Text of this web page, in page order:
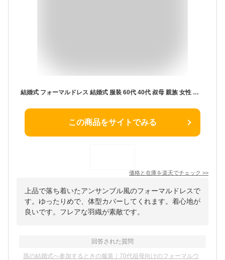
結婚式 フォーマルドレス 結婚式 服装 60代 40代 叔母 親族 女性 ミセス アンサンブル マザーズドレス フォーマル ワンピース レディース 食事会 顔合わせ 服装 50代 母親 サックドレス お宮参り 祖母 70代 シニア 体型カバー 大きいサイズ 同窓会 夏 春 秋 七分袖 袖付き
この商品をサイトでみる
価格と在庫を楽天でチェック >>
上品で落ち着いたアンサンブル風のフォーマルドレスで
す。ゆったりめで、体型カバーしてくれます。着心地が
良いです。フレアな羽織が素敵です。
回答された質問
孫の結婚式へ参加するときの服装｜70代祖母向けのフォーマルウ